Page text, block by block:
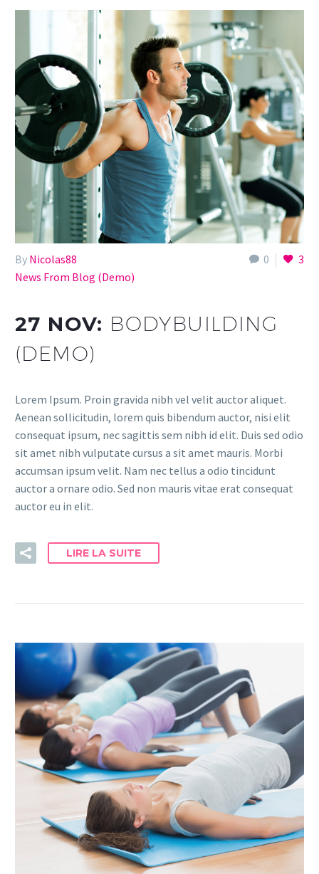
0 3
By Nicolas88
News From Blog (Demo)
27 NOV: BODYBUILDING
(DEMO)
Lorem Ipsum. Proin gravida nibh vel velit auctor aliquet.
Aenean sollicitudin, lorem quis bibendum auctor, nisi elit
consequat ipsum, nec sagittis sem nibh id elit. Duis sed odio
sit amet nibh vulputate cursus a sit amet mauris. Morbi
accumsan ipsum velit. Nam nec tellus a odio tincidunt
auctor a ornare odio. Sed non mauris vitae erat consequat
auctor eu in elit.
LIRE LA SUITE